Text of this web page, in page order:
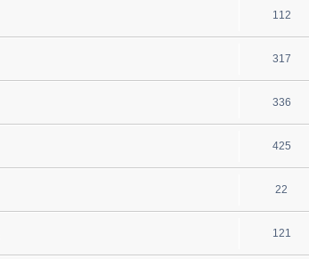
112
317
336
425
22
121